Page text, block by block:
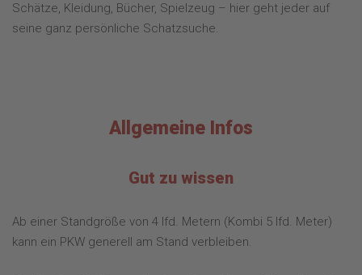
Schätze, Kleidung, Bücher, Spielzeug – hier geht jeder auf
seine ganz persönliche Schatzsuche.
Allgemeine Infos
Gut zu wissen
Ab einer Standgröße von 4 lfd. Metern (Kombi 5 lfd. Meter)
kann ein PKW generell am Stand verbleiben.